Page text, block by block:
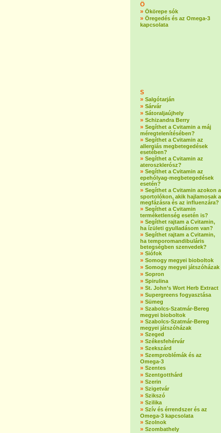
Ö
» Ökörepe sók
» Öregedés és az Omega-3
kapcsolata
S
» Salgótarján
» Sárvár
» Sátoraljaújhely
» Schizandra Berry
» Segíthet a Cvitamin a máj
méregtelenítésében?
» Segíthet a Cvitamin az
allergiás megbetegedések
esetében?
» Segíthet a Cvitamin az
ateroszklerósz?
» Segíthet a Cvitamin az
epehólyag-megbetegedések
esetén?
» Segíthet a Cvitamin azokon a
sportolókon, akik hajlamosak a
megfázásra és az influenzára?
» Segíthet a Cvitamin
terméketlenség esetén is?
» Segíthet rajtam a Cvitamin,
ha ízületi gyulladásom van?
» Segíthet rajtam a Cvitamin,
ha temporomandibuláris
betegségben szenvedek?
» Siófok
» Somogy megyei bioboltok
» Somogy megyei játszóházak
» Sopron
» Spirulina
» St. John’s Wort Herb Extract
» Supergreens fogyasztása
» Sümeg
» Szabolcs-Szatmár-Bereg
megyei bioboltok
» Szabolcs-Szatmár-Bereg
megyei játszóházak
» Szeged
» Székesfehérvár
» Szekszárd
» Szemproblémák és az
Omega-3
» Szentes
» Szentgotthárd
» Szerin
» Szigetvár
» Szikszó
» Szilika
» Szív és érrendszer és az
Omega-3 kapcsolata
» Szolnok
» Szombathely